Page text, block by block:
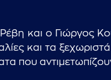
και ο Γιώργος
και τα
που